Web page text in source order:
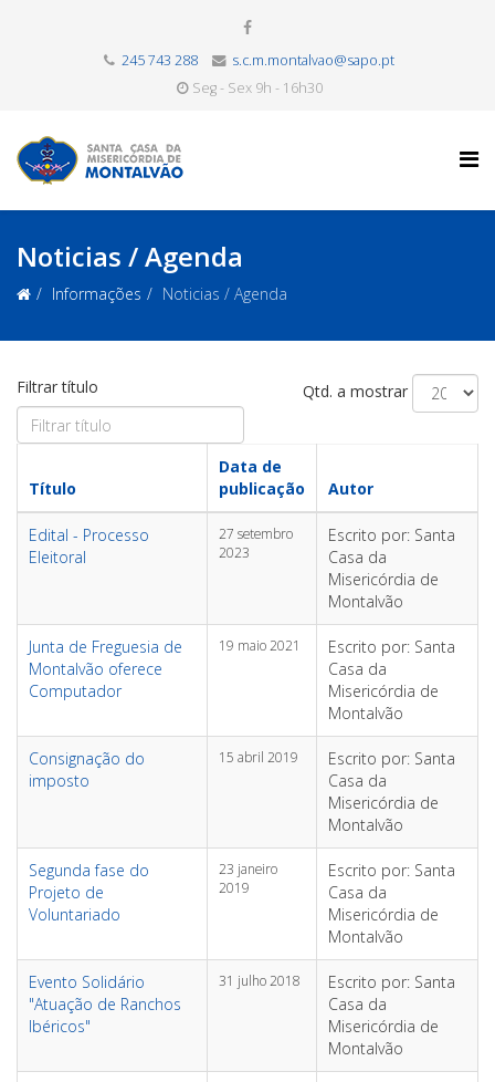
245 743 288
s.c.m.montalvao@sapo.pt
Seg - Sex 9h - 16h30
Noticias / Agenda
Informações Noticias / Agenda
Filtrar título Qtd. a mostrar
Título
Data de
publicação
Autor
Edital - Processo
Eleitoral
27 setembro
2023
Escrito por: Santa
Casa da
Misericórdia de
Montalvão
Junta de Freguesia de
Montalvão oferece
Computador
19 maio 2021
Escrito por: Santa
Casa da
Misericórdia de
Montalvão
Consignação do
imposto
15 abril 2019
Escrito por: Santa
Casa da
Misericórdia de
Montalvão
Segunda fase do
Projeto de
Voluntariado
23 janeiro
2019
Escrito por: Santa
Casa da
Misericórdia de
Montalvão
Evento Solidário
"Atuação de Ranchos
Ibéricos"
31 julho 2018
Escrito por: Santa
Casa da
Misericórdia de
Montalvão